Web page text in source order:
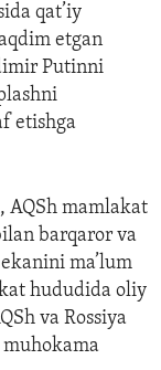
qat’iy
etgan
Putinni
etishga
AQSh mamlakat
barqaror va
ma’lum
hududida oliy
va Rossiya